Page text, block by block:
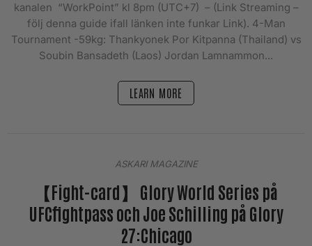
kanalen “WorkPoint” kl 8pm (UTC+7) – (Link Streaming –
följ denna guide ifall länken inte funkar Link). 4-Man
Tournament -59kg: Thankyonek Por Kitpanna (Thailand) vs
Soubin Bansadeth (Laos) Jordan Lamnammon...
LEARN MORE
ASKARI MAGAZINE
【Fight-card】 Glory World Series på
UFCfightpass och Joe Schilling på Glory
27:Chicago